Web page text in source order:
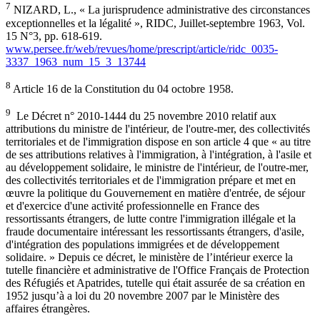
7 NIZARD, L., « La jurisprudence administrative des circonstances
exceptionnelles et la légalité », RIDC, Juillet-septembre 1963, Vol.
15 N°3, pp. 618-619.
www.persee.fr/web/revues/home/prescript/article/ridc_0035-
3337_1963_num_15_3_13744
8 Article 16 de la Constitution du 04 octobre 1958.
9 Le Décret n° 2010-1444 du 25 novembre 2010 relatif aux
attributions du ministre de l'intérieur, de l'outre-mer, des collectivités
territoriales et de l'immigration dispose en son article 4 que « au titre
de ses attributions relatives à l'immigration, à l'intégration, à l'asile et
au développement solidaire, le ministre de l'intérieur, de l'outre-mer,
des collectivités territoriales et de l'immigration prépare et met en
œuvre la politique du Gouvernement en matière d'entrée, de séjour
et d'exercice d'une activité professionnelle en France des
ressortissants étrangers, de lutte contre l'immigration illégale et la
fraude documentaire intéressant les ressortissants étrangers, d'asile,
d'intégration des populations immigrées et de développement
solidaire. » Depuis ce décret, le ministère de l’intérieur exerce la
tutelle financière et administrative de l'Office Français de Protection
des Réfugiés et Apatrides, tutelle qui était assurée de sa création en
1952 jusqu’à a loi du 20 novembre 2007 par le Ministère des
affaires étrangères.